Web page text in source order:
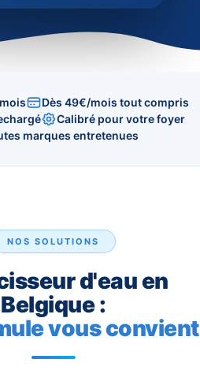
Dès 49€/mois tout compris
Calibré pour votre foyer
marques entretenues
NOS SOLUTIONS
d'eau en
Belgique :
vous